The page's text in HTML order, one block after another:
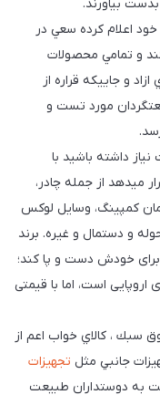
بدست بياورند.
اعلام كرده سعي در
و تمامي محصولات
و جاييكه قراره از
مورد تست و
داشته باشيد با
ميدهد از جمله چادر،
کمپینگ، وسایل لوکس
و دستمال و غیره. برند
برای خودش دست و پا کند؛
است، اما با قیمتی
سبك ، كالاي خواب اعم از
جانبي مثل تجهيزات
به دوستداران طبيعت